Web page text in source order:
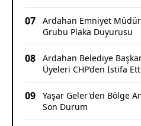
07
Ardahan Emniyet
Grubu Plaka Duyurusu
08
Ardahan Belediye
Üyeleri CHP’den İstifa
09
Yaşar Geler'den Bölge
Son Durum